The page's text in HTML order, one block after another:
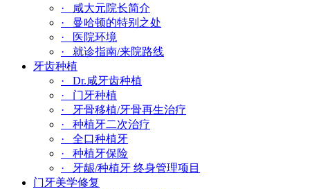
· 咸大元院长简介
· 曼哈顿的特别之处
· 医院环境
· 就诊指南/来院路线
牙齿种植
· Dr.咸牙齿种植
· 门牙种植
· 牙骨移植/牙骨再生治疗
· 种植牙二次治疗
· 全口种植牙
· 种植牙保险
· 牙龈/种植牙 终身管理项目
门牙美学修复